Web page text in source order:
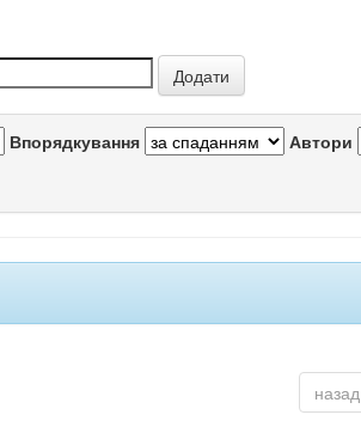
Впорядкування Автори
назад